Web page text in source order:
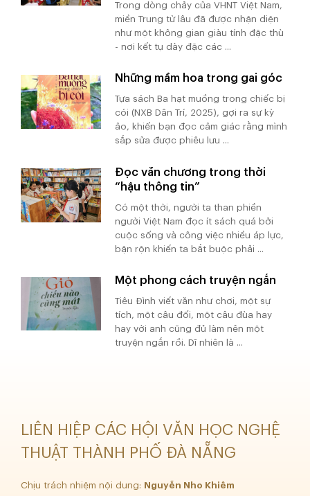
Trong dòng chảy của VHNT Việt Nam,
miền Trung từ lâu đã được nhận diện
như một không gian giàu tính đặc thù
- nơi kết tụ dày đặc các ...
Những mầm hoa trong gai góc
Tựa sách Ba hạt muồng trong chiếc bị
cói (NXB Dân Trí, 2025), gợi ra sự kỳ
ảo, khiến bạn đọc cảm giác rằng mình
sắp sửa được phiêu lưu ...
Đọc văn chương trong thời
“hậu thông tin”
Có một thời, người ta than phiền
người Việt Nam đọc ít sách quá bởi
cuộc sống và công việc nhiều áp lực,
bận rộn khiến ta bắt buộc phải ...
Một phong cách truyện ngắn
Tiêu Đình viết văn như chơi, một sự
tích, một câu đối, một câu đùa hay
hay với anh cũng đủ làm nên một
truyện ngắn rồi. Dĩ nhiên là ...
LIÊN HIỆP CÁC HỘI VĂN HỌC NGHỆ
THUẬT THÀNH PHỐ ĐÀ NẴNG
Chịu trách nhiệm nội dung: Nguyễn Nho Khiêm